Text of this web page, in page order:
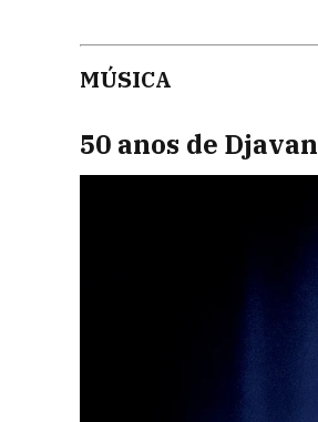
MÚSICA
50 anos de Djavan